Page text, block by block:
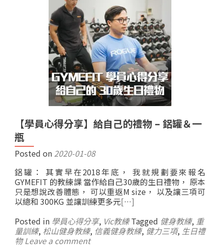
【學員心得分享】給自己的禮物 – 鋁罐＆一
瓶
Posted on 2020-01-08
鋁罐： 其實早在2018年底， 我就規劃要來報名
GYMEFIT 的教練課 當作給自己30歲的生日禮物， 原本
只是想說改善體態， 可以重返M size， 以及讓三項可
以總和 300KG 並讓訓練更多元[…]
Posted in 學員心得分享, Vic教練 Tagged 健身教練, 重
量訓練, 松山健身教練, 信義健身教練, 健力三項, 生日禮
物 Leave a comment